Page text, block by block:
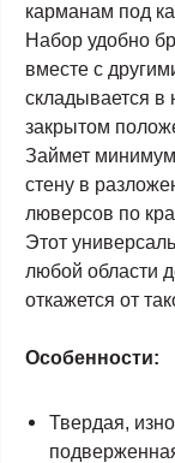
карманам под
Набор удобно
вместе с
складывается в
закрытом
Займет
стену в
люверсов по
Этот
любой области
откажется от
Особенности:
Твердая,